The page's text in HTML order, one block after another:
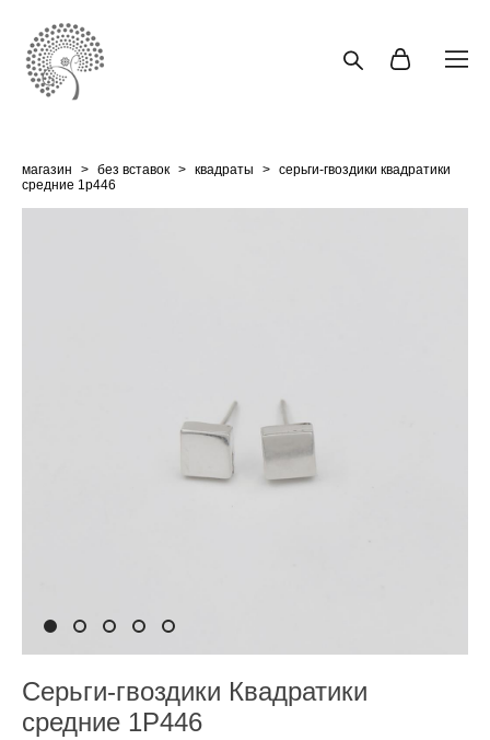
магазин > без вставок > квадраты > серьги-гвоздики квадратики
средние 1p446
Серьги-гвоздики Квадратики
средние 1P446